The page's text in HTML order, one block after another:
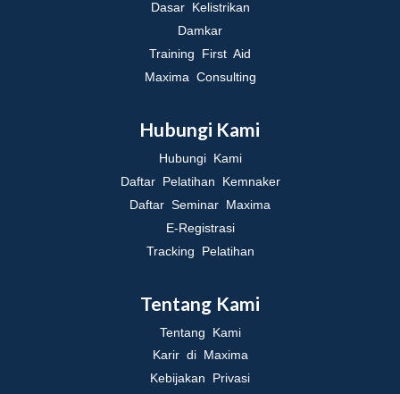
Dasar Kelistrikan
Damkar
Training First Aid
Maxima Consulting
Hubungi Kami
Hubungi Kami
Daftar Pelatihan Kemnaker
Daftar Seminar Maxima
E-Registrasi
Tracking Pelatihan
Tentang Kami
Tentang Kami
Karir di Maxima
Kebijakan Privasi